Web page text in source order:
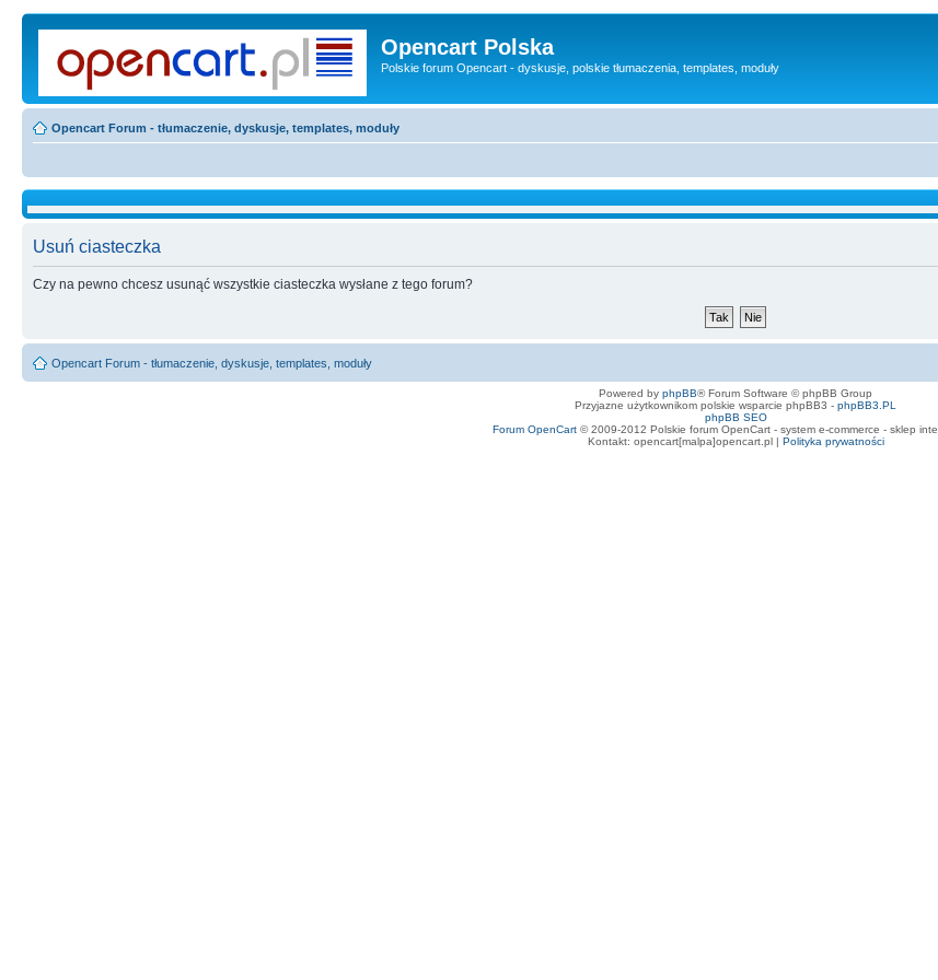
Opencart Polska
Polskie forum Opencart - dyskusje, polskie tłumaczenia, templates, moduły
Opencart Forum - tłumaczenie, dyskusje, templates, moduły
Usuń ciasteczka
Czy na pewno chcesz usunąć wszystkie ciasteczka wysłane z tego forum?
Opencart Forum - tłumaczenie, dyskusje, templates, moduły
Powered by phpBB® Forum Software © phpBB Group
Przyjazne użytkownikom polskie wsparcie phpBB3 - phpBB3.PL
phpBB SEO
Forum OpenCart© 2009-2012 Polskie forum OpenCart - system e-commerce - sklep
Kontakt: opencart[malpa]opencart.pl | Polityka prywatności